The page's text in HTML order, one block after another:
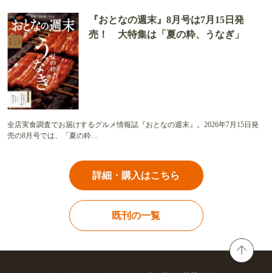
『おとなの週末』8月号は7月15日発
売！ 大特集は「夏の粋、うなぎ」
全店実食調査でお届けするグルメ情報誌『おとなの週末』。2026年7月15日発
売の8月号では、「夏の粋…
詳細・購入はこちら
既刊の一覧